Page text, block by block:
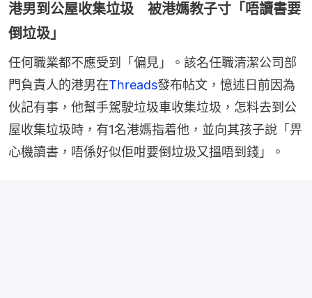
港男到公屋收集垃圾 被港媽教子寸「唔讀書要
倒垃圾」
任何職業都不應受到「偏見」。該名任職清潔公司部
門負責人的港男在Threads發布帖文，憶述日前因為
伙記有事，他幫手駕駛垃圾車收集垃圾，怎料去到公
屋收集垃圾時，有1名港媽指着他，並向其孩子說「畀
心機讀書，唔係好似佢咁要倒垃圾又搵唔到錢」。